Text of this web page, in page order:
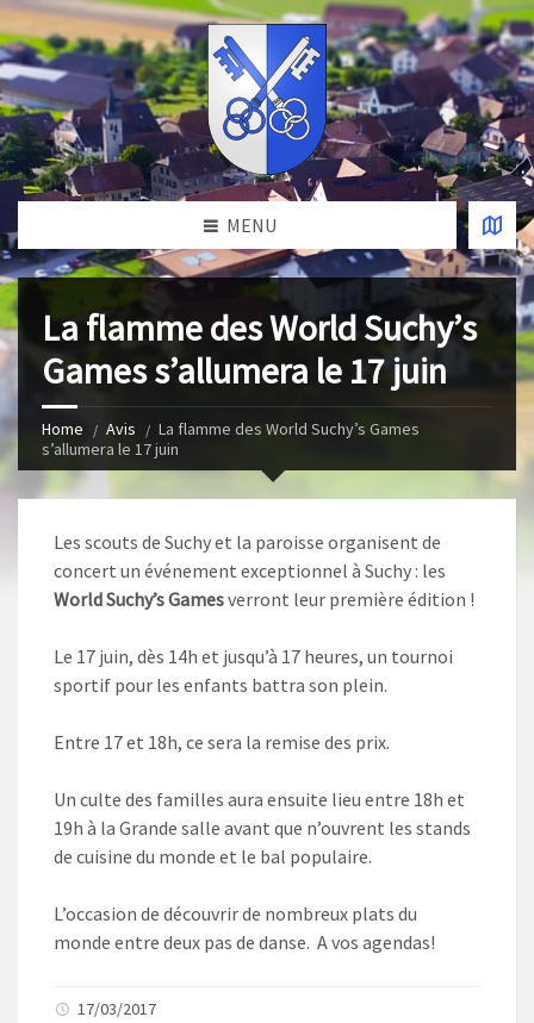
MENU
La flamme des World Suchy’s
Games s’allumera le 17 juin
Home Avis
La flamme des World Suchy’s Games
s’allumera le 17 juin
Les scouts de Suchy et la paroisse organisent de
concert un événement exceptionnel à Suchy : les
World Suchy’s Gamesverront leur première édition !
Le 17 juin, dès 14h et jusqu’à 17 heures, un tournoi
sportif pour les enfants battra son plein.
Entre 17 et 18h, ce sera la remise des prix.
Un culte des familles aura ensuite lieu entre 18h et
19h à la Grande salle avant que n’ouvrent les stands
de cuisine du monde et le bal populaire.
L’occasion de découvrir de nombreux plats du
monde entre deux pas de danse. A vos agendas!
17/03/2017